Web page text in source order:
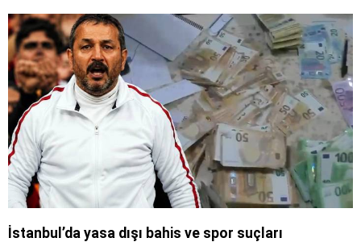
İstanbul’da yasa dışı bahis ve spor suçları